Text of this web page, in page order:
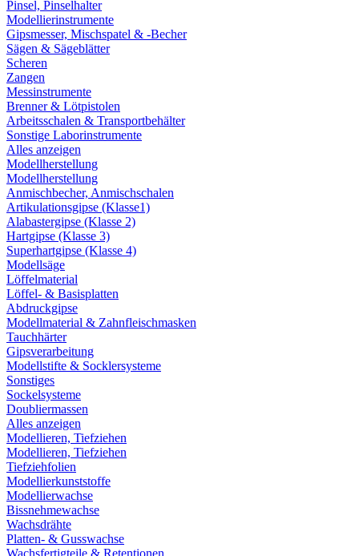
Pinsel, Pinselhalter
Modellierinstrumente
Gipsmesser, Mischspatel & -Becher
Sägen & Sägeblätter
Scheren
Zangen
Messinstrumente
Brenner & Lötpistolen
Arbeitsschalen & Transportbehälter
Sonstige Laborinstrumente
Alles anzeigen
Modellherstellung
Modellherstellung
Anmischbecher, Anmischschalen
Artikulationsgipse (Klasse1)
Alabastergipse (Klasse 2)
Hartgipse (Klasse 3)
Superhartgipse (Klasse 4)
Modellsäge
Löffelmaterial
Löffel- & Basisplatten
Abdruckgipse
Modellmaterial & Zahnfleischmasken
Tauchhärter
Gipsverarbeitung
Modellstifte & Socklersysteme
Sonstiges
Sockelsysteme
Doubliermassen
Alles anzeigen
Modellieren, Tiefziehen
Modellieren, Tiefziehen
Tiefziehfolien
Modellierkunststoffe
Modellierwachse
Bissnehmewachse
Wachsdrähte
Platten- & Gusswachse
Wachsfertigteile & Retentionen